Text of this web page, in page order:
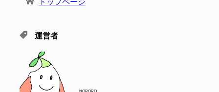
トップページ
運営者